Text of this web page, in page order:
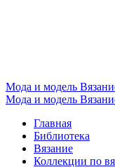
Мода и модель
Мода и модель
Главная
Библиотека
Вязание
Коллекции по